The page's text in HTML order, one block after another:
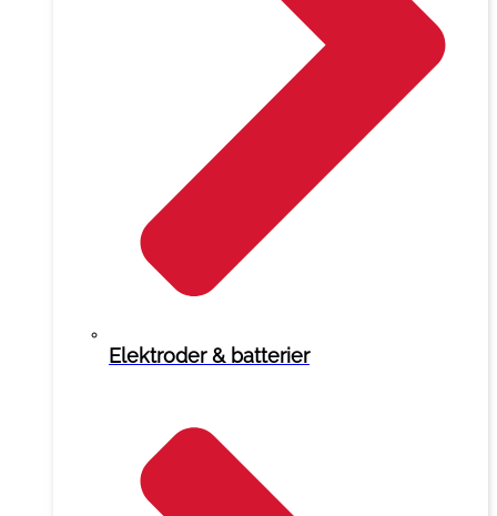
Elektroder & batterier